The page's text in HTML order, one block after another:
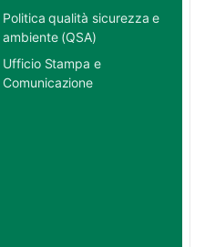
Politica qualità sicurezza e
ambiente (QSA)
Ufficio Stampa e
Comunicazione